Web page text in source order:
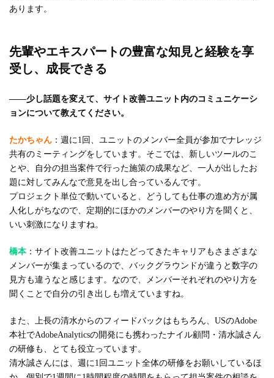
あります。
先輩やエキスパートの豊富な知見と経験を享
受し、成長できる
――少し話題を変えて、サイト改善ユニット内のコミュニケーシ
ョンについて教えてください。
たかちゃん ：週に1回、ユニットのメンバー全員が参加でナレッジ
共有のミーティングをしています。そこでは、新しいツールのこ
とや、自分の担当案件で行った施策の成果など、一人が出したお
題に対してみんなで意見を出し合っているんです。
プロジェクト単位で動いていると、どうしても仕事の進め方が属
人化しがちなので、定期的にほかのメンバーのやり方を聞くと、
いい刺激になりますね。
橋本：サイト改善ユニットはたどってきたキャリアもさまざまな
メンバーが集まっているので、バックグラウンドが違うと数字の
見方も違うなと感じます。なので、メンバーそれぞれのやり方を
聞くことで自分の引き出しも増えていますね。
また、上長の清水からのフィードバックはもちろん、USのAdobe
本社でAdobeAnalyticsの開発にも携わったナイル顧問・清水誠さん
の研修も、とても役立っています。
清水誠さんには、週に1回ユニット全体の研修をお願いしているほ